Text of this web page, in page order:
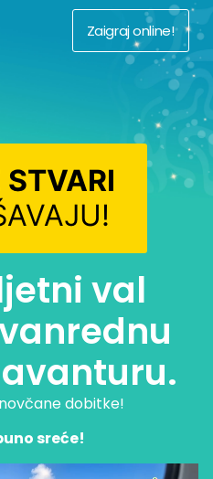
Zaigraj online!
STVARI
val
dobitke!
sreće!